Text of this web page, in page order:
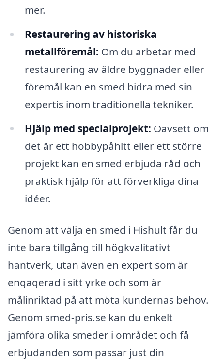
mer.
Restaurering av historiska
metallföremål: Om du arbetar med
restaurering av äldre byggnader eller
föremål kan en smed bidra med sin
expertis inom traditionella tekniker.
Hjälp med specialprojekt: Oavsett om
det är ett hobbypåhitt eller ett större
projekt kan en smed erbjuda råd och
praktisk hjälp för att förverkliga dina
idéer.
Genom att välja en smed i Hishult får du
inte bara tillgång till högkvalitativt
hantverk, utan även en expert som är
engagerad i sitt yrke och som är
målinriktad på att möta kundernas behov.
Genom smed-pris.se kan du enkelt
jämföra olika smeder i området och få
erbjudanden som passar just din